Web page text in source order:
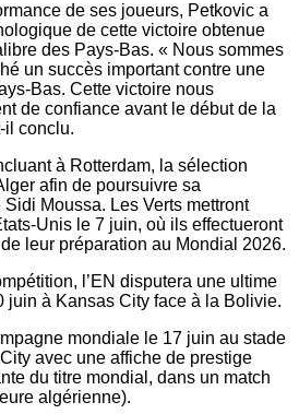
de ses joueurs, Petkovic a
de cette victoire obtenue
des Pays-Bas. « Nous sommes
un succès important contre une
Bas. Cette victoire nous
de confiance avant le début de la
il conclu.
à Rotterdam, la sélection
afin de poursuivre sa
Moussa. Les Verts mettront
Unis le 7 juin, où ils effectueront
leur préparation au Mondial 2026.
l’EN disputera une ultime
juin à Kansas City face à la Bolivie.
mondiale le 17 juin au stade
avec une affiche de prestige
du titre mondial, dans un match
algérienne).